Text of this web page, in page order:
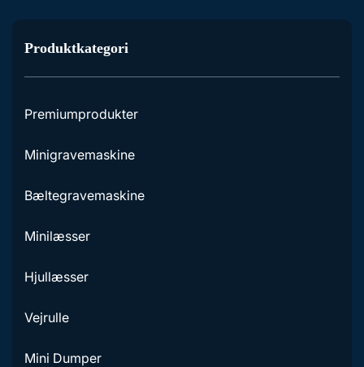
Produktkategori
Premiumprodukter
Minigravemaskine
Bæltegravemaskine
Minilæsser
Hjullæsser
Vejrulle
Mini Dumper